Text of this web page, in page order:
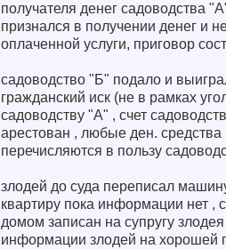
получателя денег садоводства
признался в получении денег и
оплаченной услуги, приговор
садоводство "Б" подало и
гражданский иск (не в рамках
садоводству "А" , счет
арестован , любые ден.
перечисляются в пользу
злодей до суда переписал
квартиру пока информации нет ,
домом записан на супругу
информации злодей на хорошей